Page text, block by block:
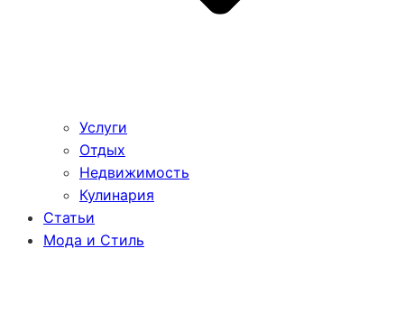
Услуги
Отдых
Недвижимость
Кулинария
Статьи
Мода и Стиль